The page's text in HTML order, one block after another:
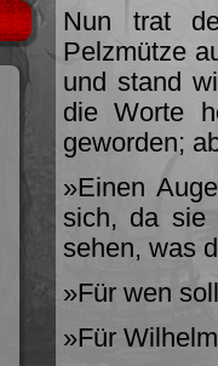
Nun trat
Pelzmütze
und stand
die Worte
geworden;
»Einen
sich, da sie
sehen, was
»Für wen
»Für